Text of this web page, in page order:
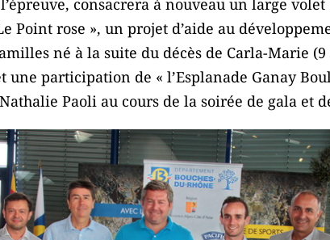
consacrera à nouveau un large
Point rose », un projet d’aide au
né à la suite du décès de Carla-Marie
une participation de « l’Esplanade Ganay
Paoli au cours de la soirée de gala et